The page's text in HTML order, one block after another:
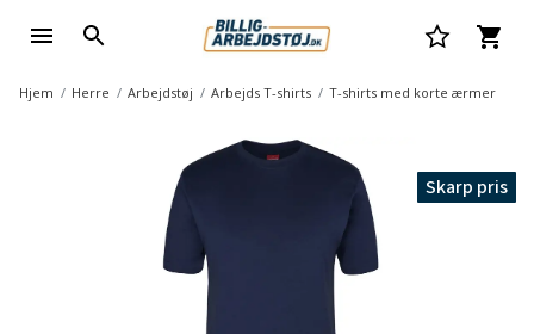
Hjem Herre Arbejdstøj Arbejds T-shirts T-shirts med korte ærmer
Skarp pris